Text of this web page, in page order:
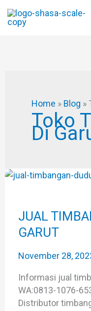
Home » Blog »
Toko
Di
JUAL
GARUT
November 28,
Informasi jual
WA:0813-1076-
Distributor
JUAL
DI
GARUT